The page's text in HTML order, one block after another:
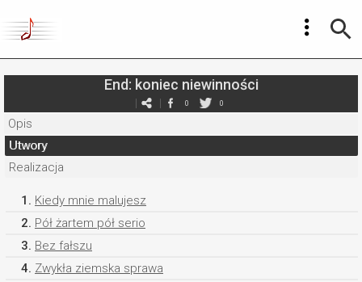
End: koniec niewinności
0 0
Opis
Utwory
Realizacja
1. Kiedy mnie malujesz
2. Pół żartem pół serio
3. Bez fałszu
4. Zwykła ziemska sprawa